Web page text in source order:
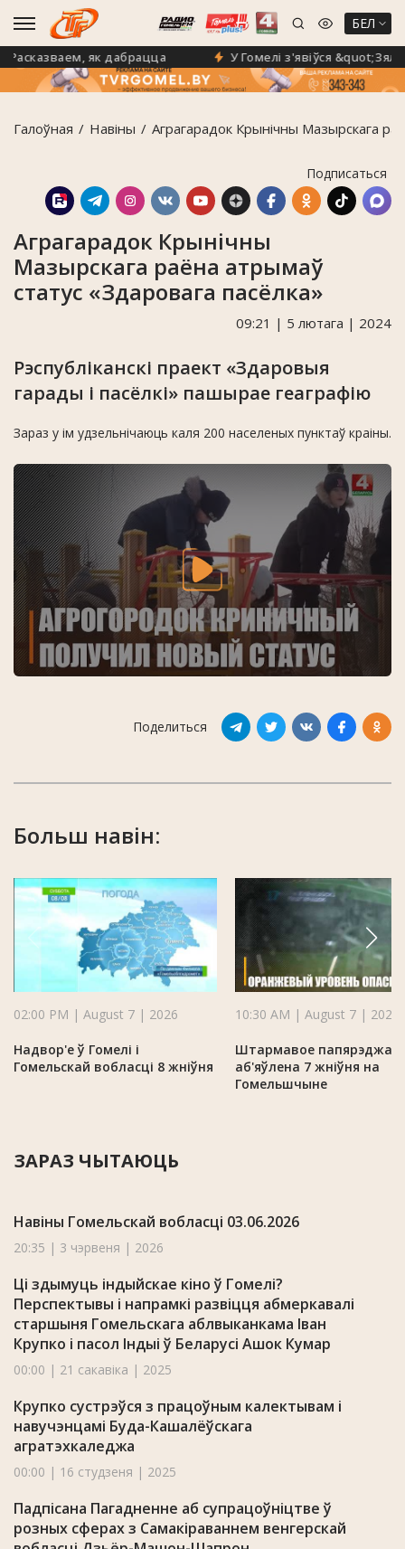
БЕЛ
як дабрацца У Гомелі з'явіўся
Галоўная Навiны Аграгарадок Крынічны Мазырскага
Подписаться
Аграгарадок Крынічны
Мазырскага раёна атрымаў
статус «Здаровага пасёлка»
09:21 | 5 лютага | 2024
Рэспубліканскі праект «Здаровыя
гарады і пасёлкі» пашырае геаграфію
Зараз у ім удзельнічаюць каля 200 населеных пунктаў краіны.
Поделиться
Больш навін:
02:00 PM | August 7 | 2026
Надвор'е ў Гомелі і
Гомельскай вобласці 8 жніўня
10:30 AM | August 7 | 2026
Штармавое
аб'яўлена 7 жніўня на
Гомельшчыне
ЗАРАЗ ЧЫТАЮЦЬ
Навіны Гомельскай вобласці 03.06.2026
20:35 | 3 чэрвеня | 2026
Ці здымуць індыйскае кіно ў Гомелі?
Перспектывы і напрамкі развіцця абмеркавалі
старшыня Гомельскага аблвыканкама Іван
Крупко і пасол Індыі ў Беларусі Ашок Кумар
00:00 | 21 сакавіка | 2025
Крупко сустрэўся з працоўным калектывам і
навучэнцамі Буда-Кашалёўскага
агратэхкаледжа
00:00 | 16 студзеня | 2025
Падпісана Пагадненне аб супрацоўніцтве ў
розных сферах з Самакіраваннем венгерскай